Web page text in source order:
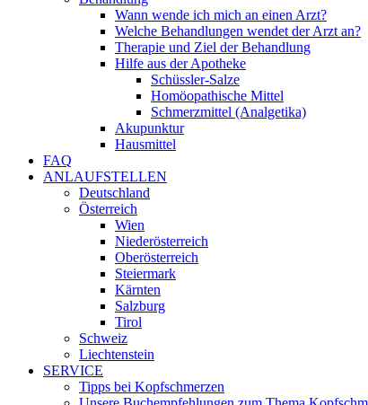
Wann wende ich mich an einen Arzt?
Welche Behandlungen wendet der Arzt an?
Therapie und Ziel der Behandlung
Hilfe aus der Apotheke
Schüssler-Salze
Homöopathische Mittel
Schmerzmittel (Analgetika)
Akupunktur
Hausmittel
FAQ
ANLAUFSTELLEN
Deutschland
Österreich
Wien
Niederösterreich
Oberösterreich
Steiermark
Kärnten
Salzburg
Tirol
Schweiz
Liechtenstein
SERVICE
Tipps bei Kopfschmerzen